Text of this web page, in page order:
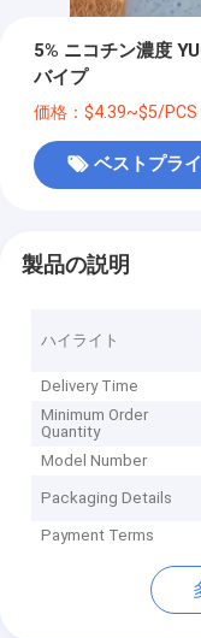
5% ニコチン濃度
バイプ
価格：$4.39~$5/PCS
ベストプラ
製品の説明
ハイライト
Delivery Time
Minimum Order
Quantity
Model Number
Packaging Details
Payment Terms